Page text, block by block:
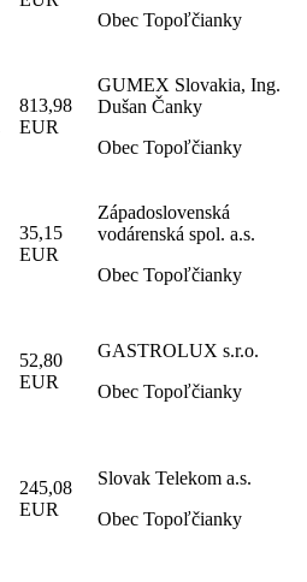
Obec Topoľčianky
813,98
EUR
GUMEX Slovakia, Ing.
Dušan Čanky
Obec Topoľčianky
35,15
EUR
Západoslovenská
vodárenská spol. a.s.
Obec Topoľčianky
52,80
EUR
GASTROLUX s.r.o.
Obec Topoľčianky
245,08
EUR
Slovak Telekom a.s.
Obec Topoľčianky